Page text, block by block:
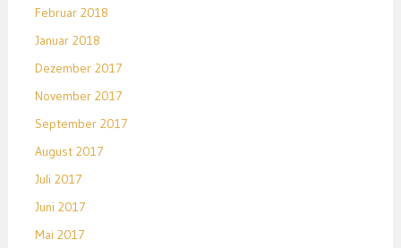
Februar 2018
Januar 2018
Dezember 2017
November 2017
September 2017
August 2017
Juli 2017
Juni 2017
Mai 2017